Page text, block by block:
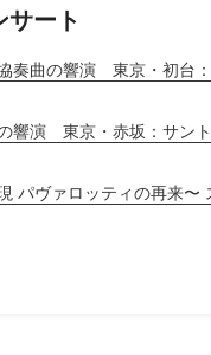
ート
奏曲の響演 東京・初台
響演 東京・赤坂：サン
パヴァロッティの再来